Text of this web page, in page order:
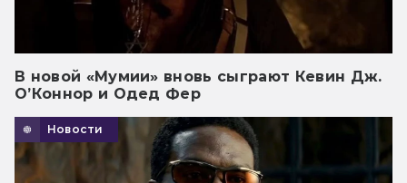
В новой «Мумии» вновь сыграют Кевин Дж.
О’Коннор и Одед Фер
Новости